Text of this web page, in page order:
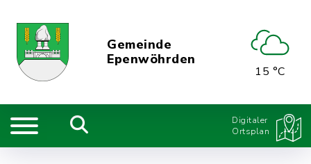
Gemeinde
Epenwöhrden
15 °C
Digitaler
Ortsplan